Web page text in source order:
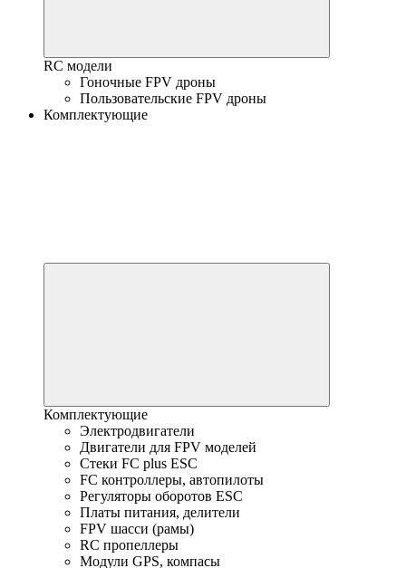
RC модели
Гоночные FPV дроны
Пользовательские FPV дроны
Комплектующие
Комплектующие
Электродвигатели
Двигатели для FPV моделей
Стеки FC plus ESC
FC контроллеры, автопилоты
Регуляторы оборотов ESC
Платы питания, делители
FPV шасси (рамы)
RC пропеллеры
Модули GPS, компасы